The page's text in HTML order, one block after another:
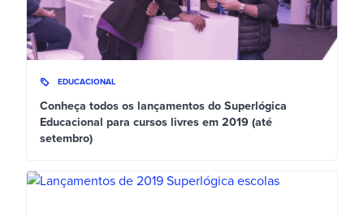
EDUCACIONAL
Conheça todos os lançamentos do Superlógica
Educacional para cursos livres em 2019 (até
setembro)